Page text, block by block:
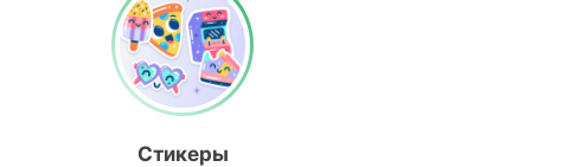
Стикеры